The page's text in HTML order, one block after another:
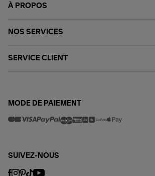
À PROPOS
NOS SERVICES
SERVICE CLIENT
MODE DE PAIEMENT
SUIVEZ-NOUS